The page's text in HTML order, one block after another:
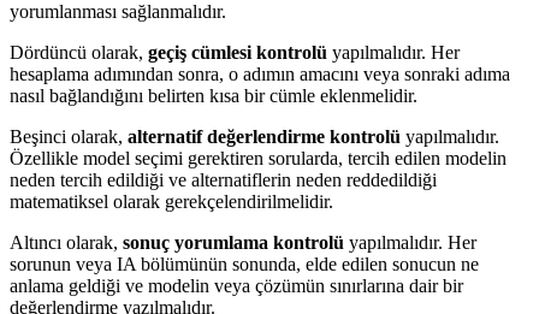
yorumlanması sağlanmalıdır.
Dördüncü olarak, geçiş cümlesi kontrolü yapılmalıdır. Her
hesaplama adımından sonra, o adımın amacını veya sonraki adıma
nasıl bağlandığını belirten kısa bir cümle eklenmelidir.
Beşinci olarak, alternatif değerlendirme kontrolü yapılmalıdır.
Özellikle model seçimi gerektiren sorularda, tercih edilen modelin
neden tercih edildiği ve alternatiflerin neden reddedildiği
matematiksel olarak gerekçelendirilmelidir.
Altıncı olarak, sonuç yorumlama kontrolü yapılmalıdır. Her
sorunun veya IA bölümünün sonunda, elde edilen sonucun ne
anlama geldiği ve modelin veya çözümün sınırlarına dair bir
değerlendirme yazılmalıdır.